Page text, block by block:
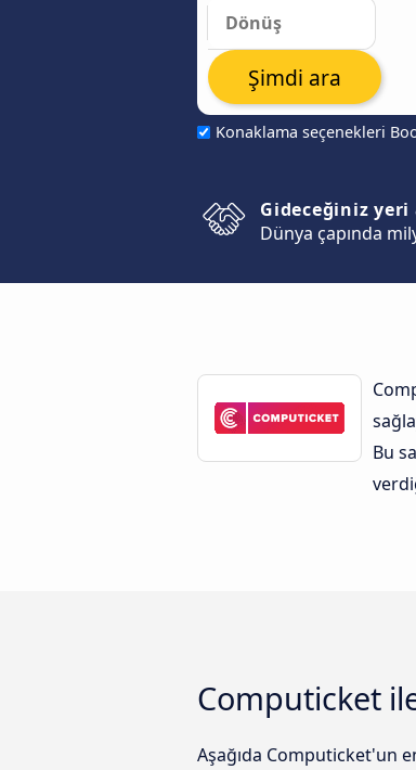
Konaklama seçenekleri
Şimdi ara
Gideceğiniz yeri
Dünya çapında
Bu
Computicket
Aşağıda Computicket'un